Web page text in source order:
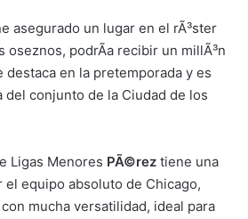
asegurado un lugar en el rÃ³ster
oseznos, podrÃ­a recibir un millÃ³n
destaca en la pretemporada y es
del conjunto de la Ciudad de los
Ligas Menores PÃ©rez tiene una
el equipo absoluto de Chicago,
mucha versatilidad, ideal para